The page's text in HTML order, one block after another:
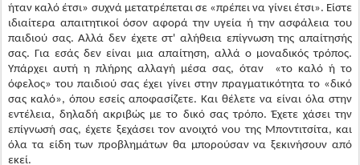
όφελος» του παιδιού σας έχει γίνει στην πραγματικότητα το «δικό
σας καλό», όπου εσείς αποφασίζετε. Και θέλετε να είναι όλα στην
εντέλεια, δηλαδή ακριβώς με το δικό σας τρόπο. Έχετε χάσει την
επίγνωσή σας, έχετε ξεχάσει τον ανοιχτό νου της Μποντιτσίτα, και
όλα τα είδη των προβλημάτων θα μπορούσαν να ξεκινήσουν από
εκεί.
Το να κατανοούμε τους άλλους περισσότερο
Αν δεν επιθυμούμε να ταραζόμαστε τόσο πολύ από τις
συναισθηματικές αιτίες, τότε πρέπει να αρχίσουμε να βλέπουμε τους